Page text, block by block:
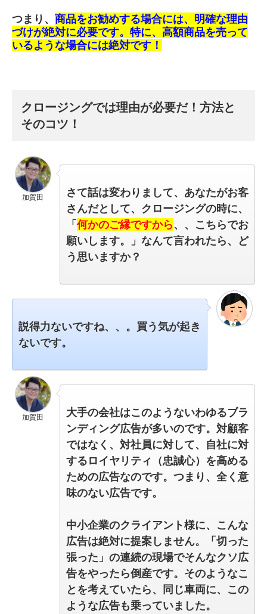
つまり、 商品をお勧めする場合には、明確な理由
づけが絶対に必要です。 特に、高額商品を売って
いるような場合には絶対です！
クロージングでは理由が必要だ！方法と
そのコツ！
加賀田 さて話は変わりまして、 あなたがお客
さんだとして、クロージングの時に、
「何かのご縁ですから、、こちらでお
願いします。」なんて言われたら、ど
う思いますか？
説得力ないですね、、。 買う気が起き
ないです。
加賀田
大手の会社はこのようないわゆるブラ
ンディング広告が多いのです。 対顧客
ではなく、対社員に対して、自社に対
するロイヤリティ（忠誠心）を高める
ための広告なのです。つまり、全く意
味のない広告です。
中小企業のクライアント様に、こんな
広告は絶対に提案しません。「切った
張った」の連続の現場でそんなクソ広
告をやったら倒産です。 そのようなこ
とを考えていたら、 同じ車両に、この
ような広告も乗っていました。